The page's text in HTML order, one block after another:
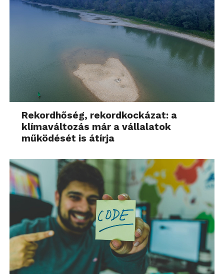
Rekordhőség, rekordkockázat: a
klímaváltozás már a vállalatok
működését is átírja